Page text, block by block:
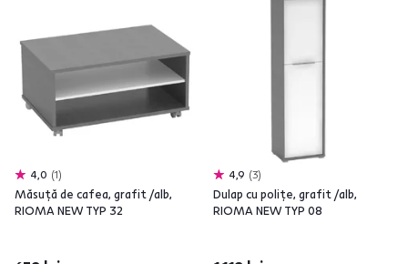
4,0 1
Măsuţă de cafea, grafit /alb,
RIOMA NEW TYP 32
4,9 3
Dulap cu poliţe, grafit /alb,
RIOMA NEW TYP 08